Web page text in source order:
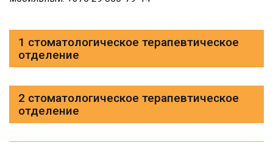
1 стоматологическое терапевтическое
отделение
2 стоматологическое терапевтическое
отделение